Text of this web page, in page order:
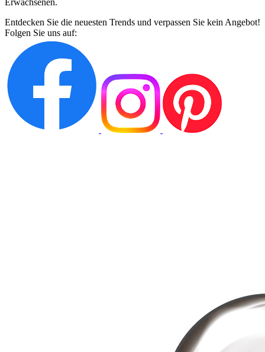
Erwachsenen.
Entdecken Sie die neuesten Trends und verpassen Sie kein Angebot!
Folgen Sie uns auf: